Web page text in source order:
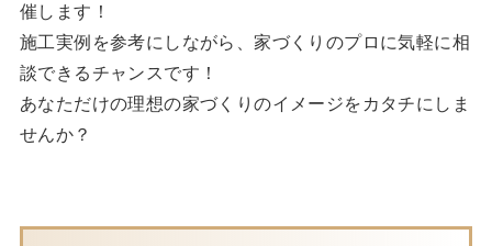
催します！
施工実例を参考にしながら、家づくりのプロに気軽に相
談できるチャンスです！
あなただけの理想の家づくりのイメージをカタチにしま
せんか？